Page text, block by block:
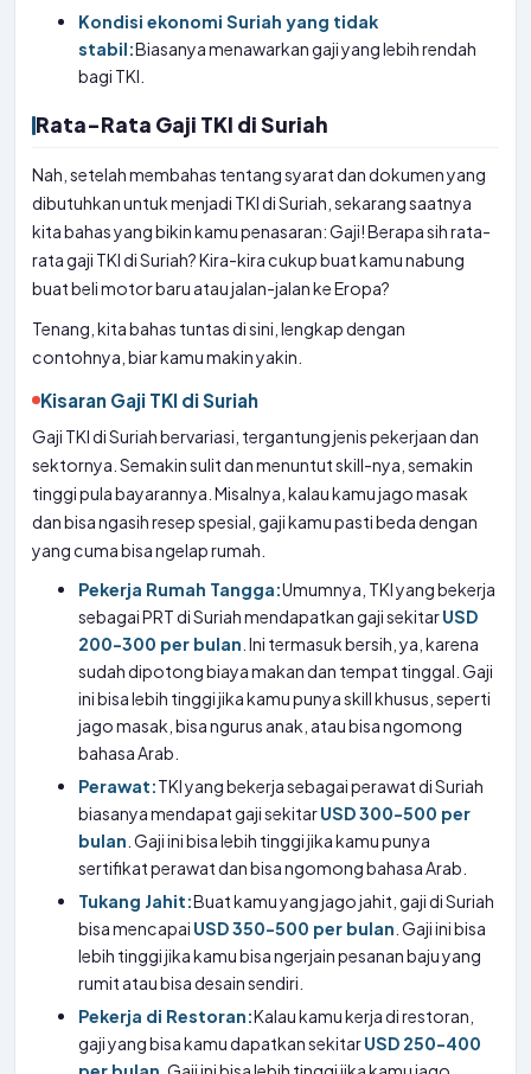
Kondisi ekonomi Suriah yang tidak
stabil:Biasanya menawarkan gaji yang lebih rendah
bagi TKI.
Rata-Rata Gaji TKI di Suriah
Nah, setelah membahas tentang syarat dan dokumen yang
dibutuhkan untuk menjadi TKI di Suriah, sekarang saatnya
kita bahas yang bikin kamu penasaran: Gaji! Berapa sih rata-
rata gaji TKI di Suriah? Kira-kira cukup buat kamu nabung
buat beli motor baru atau jalan-jalan ke Eropa?
Tenang, kita bahas tuntas di sini, lengkap dengan
contohnya, biar kamu makin yakin.
Kisaran Gaji TKI di Suriah
Gaji TKI di Suriah bervariasi, tergantung jenis pekerjaan dan
sektornya. Semakin sulit dan menuntut skill-nya, semakin
tinggi pula bayarannya. Misalnya, kalau kamu jago masak
dan bisa ngasih resep spesial, gaji kamu pasti beda dengan
yang cuma bisa ngelap rumah.
Pekerja Rumah Tangga:Umumnya, TKI yang bekerja
sebagai PRT di Suriah mendapatkan gaji sekitarUSD
200-300 per bulan . Ini termasuk bersih, ya, karena
sudah dipotong biaya makan dan tempat tinggal. Gaji
ini bisa lebih tinggi jika kamu punya skill khusus, seperti
jago masak, bisa ngurus anak, atau bisa ngomong
bahasa Arab.
Perawat:TKI yang bekerja sebagai perawat di Suriah
biasanya mendapat gaji sekitarUSD 300-500 per
bulan . Gaji ini bisa lebih tinggi jika kamu punya
sertifikat perawat dan bisa ngomong bahasa Arab.
Tukang Jahit:Buat kamu yang jago jahit, gaji di Suriah
bisa mencapai USD 350-500 per bulan . Gaji ini bisa
lebih tinggi jika kamu bisa ngerjain pesanan baju yang
rumit atau bisa desain sendiri.
Pekerja di Restoran:Kalau kamu kerja di restoran,
gaji yang bisa kamu dapatkan sekitarUSD 250-400